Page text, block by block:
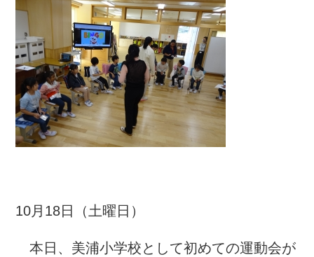
10月18日（土曜日）
本日、美浦小学校として初めての運動会が